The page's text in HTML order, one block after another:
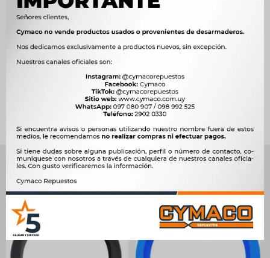
Métodos y costos de envío
 
Ver mas productos de la marca Sin Marca
Productos que te pueden interesar